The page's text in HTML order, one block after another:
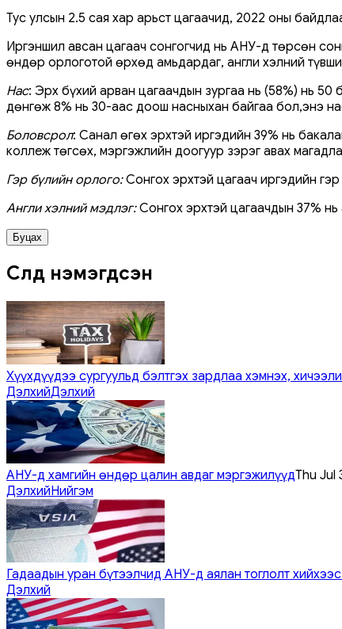
Тус улсын 2.5 сая хар арьст цагаачид, 2022 оны
Иргэншил авсан цагаач сонгогчид нь АНУ-д төрсөн
өндөр орлоготой өрхөд амьдардаг, англи хэлний
Нас: Эрх бүхий арван цагаачдын зургаа нь (58%) нь
дөнгөж 8% нь 30-аас доош насныхан байгаа бол,энэ
Боловсрол: Санал өгөх эрхтэй иргэдийн 39% нь
коллеж төгсөх, мэргэжлийн доогуур зэрэг авах
Гэр бүлийн орлого:Сонгох эрхтэй цагаач иргэдийн
Англи хэлний мэдлэг:Сонгох эрхтэй цагаачдын 37%
Буцах
Сүүлд нэмэгдсэн
Хүүхдүүдээ сургуульд бэлтгэх зардлаа хэмнэх,
ДэлхийДэлхий
АНУ-д хамгийн өндөр цалин авдаг мэргэжилүүдThu Jul
ДэлхийНийгэм
Гадаадын уран бүтээлчид АНУ-д аялан тоглолт
Дэлхий